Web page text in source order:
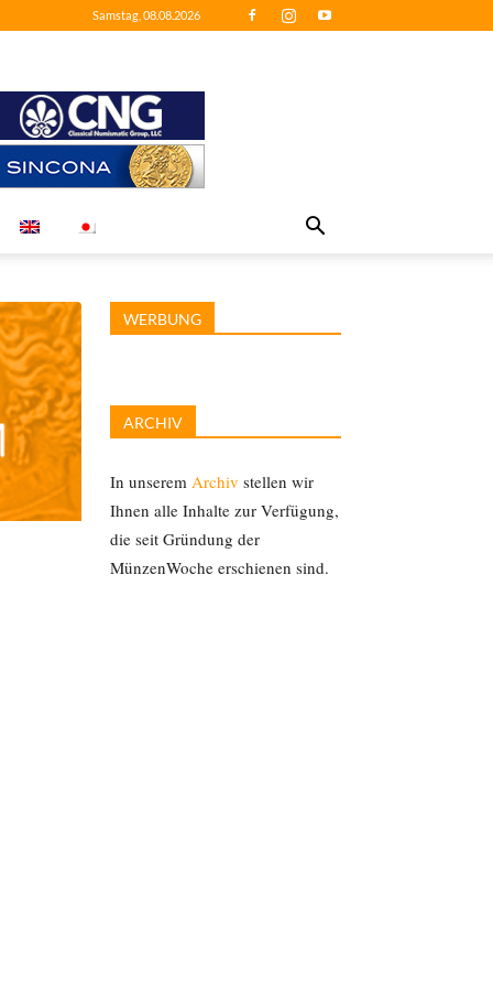
Samstag, 08.08.2026
WERBUNG
ARCHIV
In unserem Archiv stellen wir
Ihnen alle Inhalte zur Verfügung,
die seit Gründung der
MünzenWoche erschienen sind.